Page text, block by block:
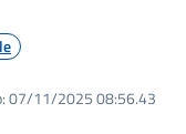
07/11/2025 08:56.43